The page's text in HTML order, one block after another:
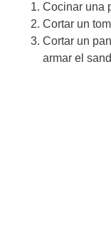
Cocinar una
Cortar un
Cortar un
armar el